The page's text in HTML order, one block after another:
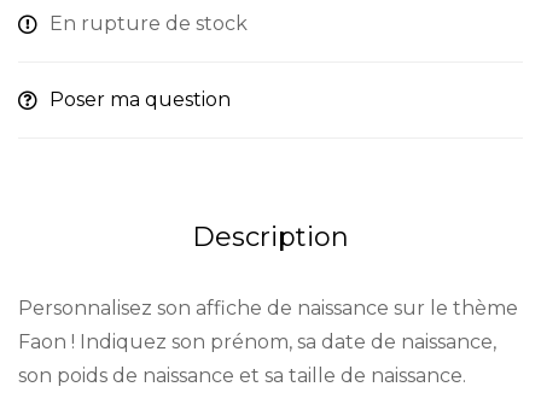
En rupture de stock
Poser ma question
Description
Personnalisez son affiche de naissance sur le thème
Faon ! Indiquez son prénom, sa date de naissance,
son poids de naissance et sa taille de naissance.